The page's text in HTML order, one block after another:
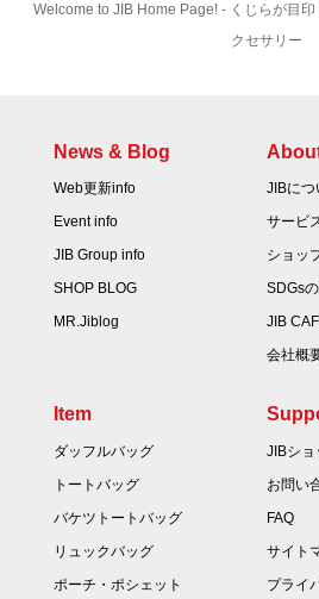
Welcome to JIB Home Page! ‐ くじらが目
クセサリー
News & Blog
Web更新info
Event info
JIB Group info
SHOP BLOG
MR.Jiblog
JIBにつ
サービ
ショッ
SDGs
JIB
会社概
Item
ダッフルバッグ
トートバッグ
バケツトートバッグ
リュックバッグ
ポーチ・ポシェット
JIBシ
お問い
FAQ
サイト
プライ